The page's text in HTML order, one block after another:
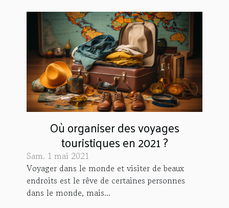
Où organiser des voyages
touristiques en 2021 ?
Sam. 1 mai 2021
Voyager dans le monde et visiter de beaux
endroits est le rêve de certaines personnes
dans le monde, mais...